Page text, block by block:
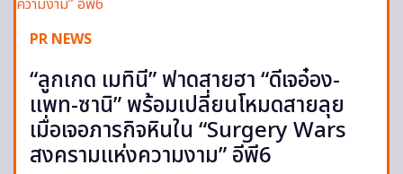
PR NEWS
“ลูกเกด เมทินี” ฟาดสายฮา “ดีเจอ๋อง-
แพท-ซานิ” พร้อมเปลี่ยนโหมดสายลุย
เมื่อเจอภารกิจหินใน “Surgery Wars
สงครามแห่งความงาม” อีพี6